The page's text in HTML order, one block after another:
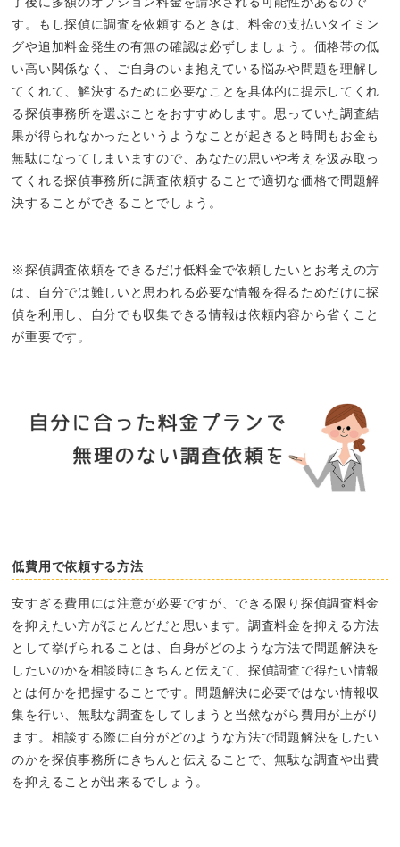
す。もし探偵に調査を依頼するときは、料金の支払いタイミン
グや追加料金発生の有無の確認は必ずしましょう。価格帯の低
い高い関係なく、ご自身のいま抱えている悩みや問題を理解し
てくれて、解決するために必要なことを具体的に提示してくれ
る探偵事務所を選ぶことをおすすめします。思っていた調査結
果が得られなかったというようなことが起きると時間もお金も
無駄になってしまいますので、あなたの思いや考えを汲み取っ
てくれる探偵事務所に調査依頼することで適切な価格で問題解
決することができることでしょう。
※探偵調査依頼をできるだけ低料金で依頼したいとお考えの方
は、自分では難しいと思われる必要な情報を得るためだけに探
偵を利用し、自分でも収集できる情報は依頼内容から省くこと
が重要です。
低費用で依頼する方法
安すぎる費用には注意が必要ですが、できる限り探偵調査料金
を抑えたい方がほとんどだと思います。調査料金を抑える方法
として挙げられることは、自身がどのような方法で問題解決を
したいのかを相談時にきちんと伝えて、探偵調査で得たい情報
とは何かを把握することです。問題解決に必要ではない情報収
集を行い、無駄な調査をしてしまうと当然ながら費用が上がり
ます。相談する際に自分がどのような方法で問題解決をしたい
のかを探偵事務所にきちんと伝えることで、無駄な調査や出費
を抑えることが出来るでしょう。